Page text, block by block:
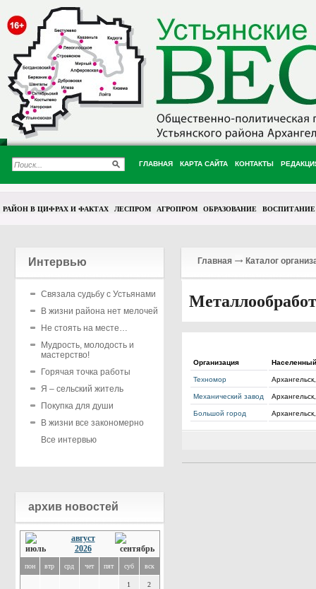
ГЛАВНАЯ КАРТА САЙТА КОНТАКТЫ
РАЙОН В ЦИФРАХ И ФАКТАХ ЛЕСПРОМ АГРОПРОМ ОБРАЗОВАНИЕ ВОСПИТАНИЕ
Интервью
Связала судьбу с Устьянами
В жизни района нет мелочей
Не стоять на месте…
Мудрость, молодость и
мастерство!
Горячая точка работы
Я – сельский житель
Покупка для души
В жизни все закономерно
Все интервью
архив новостей
август
2026
пон втр срд чет пят суб вск
1 2
Главная Каталог
Организация
Техномор
Механический завод
Большой город